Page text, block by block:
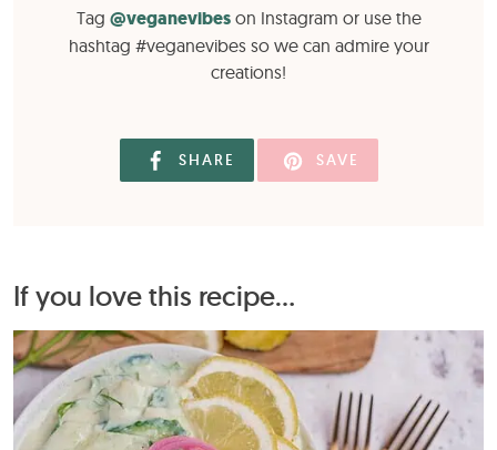
Tag @veganevibeson Instagram or use the
hashtag #veganevibes so we can admire your
creations!
SHARE SAVE
If you love this recipe...